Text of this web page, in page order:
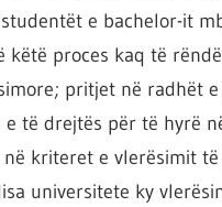
e bachelor-it
proces kaq të
pritjet në radhët
të drejtës për të hyrë
kriteret e vlerësimit
universitete ky